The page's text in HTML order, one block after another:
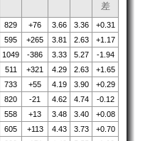
差
829 +76 3.66 3.36
+0.31
595 +265 3.81 2.63
+1.17
1049 -386 3.33 5.27
-1.94
511 +321 4.29 2.63
+1.65
733 +55 4.19 3.90
+0.29
820 -21 4.62 4.74
-0.12
558 +13 3.48 3.40
+0.08
605 +113 4.43 3.73
+0.70